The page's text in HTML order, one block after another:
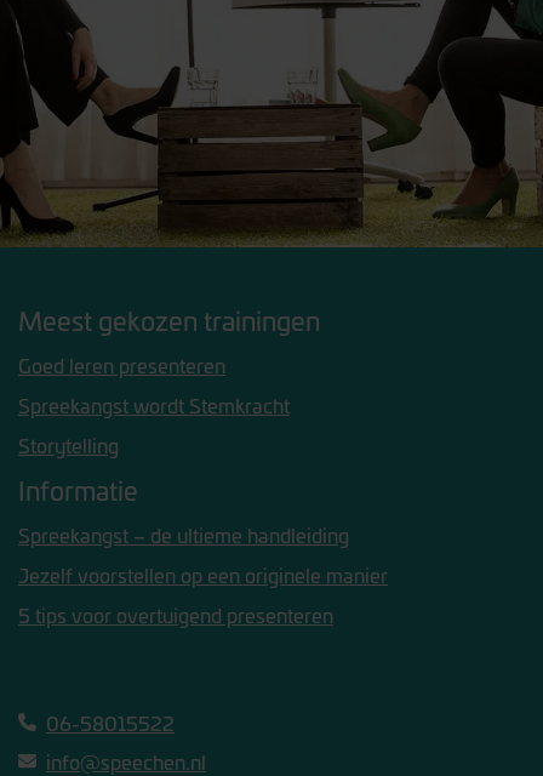
Meest gekozen trainingen
Goed leren presenteren
Spreekangst wordt Stemkracht
Storytelling
Informatie
Spreekangst – de ultieme handleiding
Jezelf voorstellen op een originele manier
5 tips voor overtuigend presenteren
06-58015522
info@speechen.nl